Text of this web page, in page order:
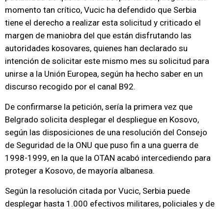
momento tan crítico, Vucic ha defendido que Serbia
tiene el derecho a realizar esta solicitud y criticado el
margen de maniobra del que están disfrutando las
autoridades kosovares, quienes han declarado su
intención de solicitar este mismo mes su solicitud para
unirse a la Unión Europea, según ha hecho saber en un
discurso recogido por el canal B92.
De confirmarse la petición, sería la primera vez que
Belgrado solicita desplegar el despliegue en Kosovo,
según las disposiciones de una resolución del Consejo
de Seguridad de la ONU que puso fin a una guerra de
1998-1999, en la que la OTAN acabó intercediendo para
proteger a Kosovo, de mayoría albanesa.
Según la resolución citada por Vucic, Serbia puede
desplegar hasta 1.000 efectivos militares, policiales y de